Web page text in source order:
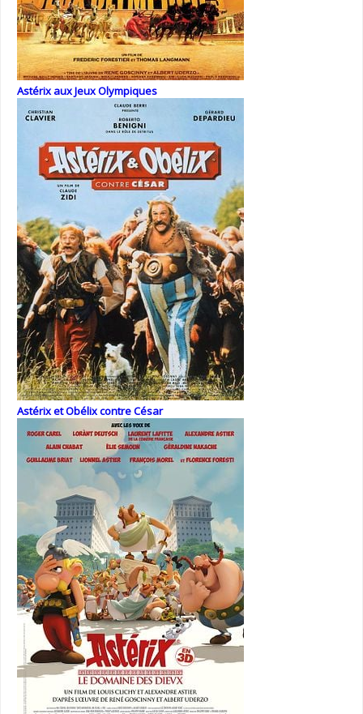
Astérix aux Jeux Olympiques
Astérix et Obélix contre César